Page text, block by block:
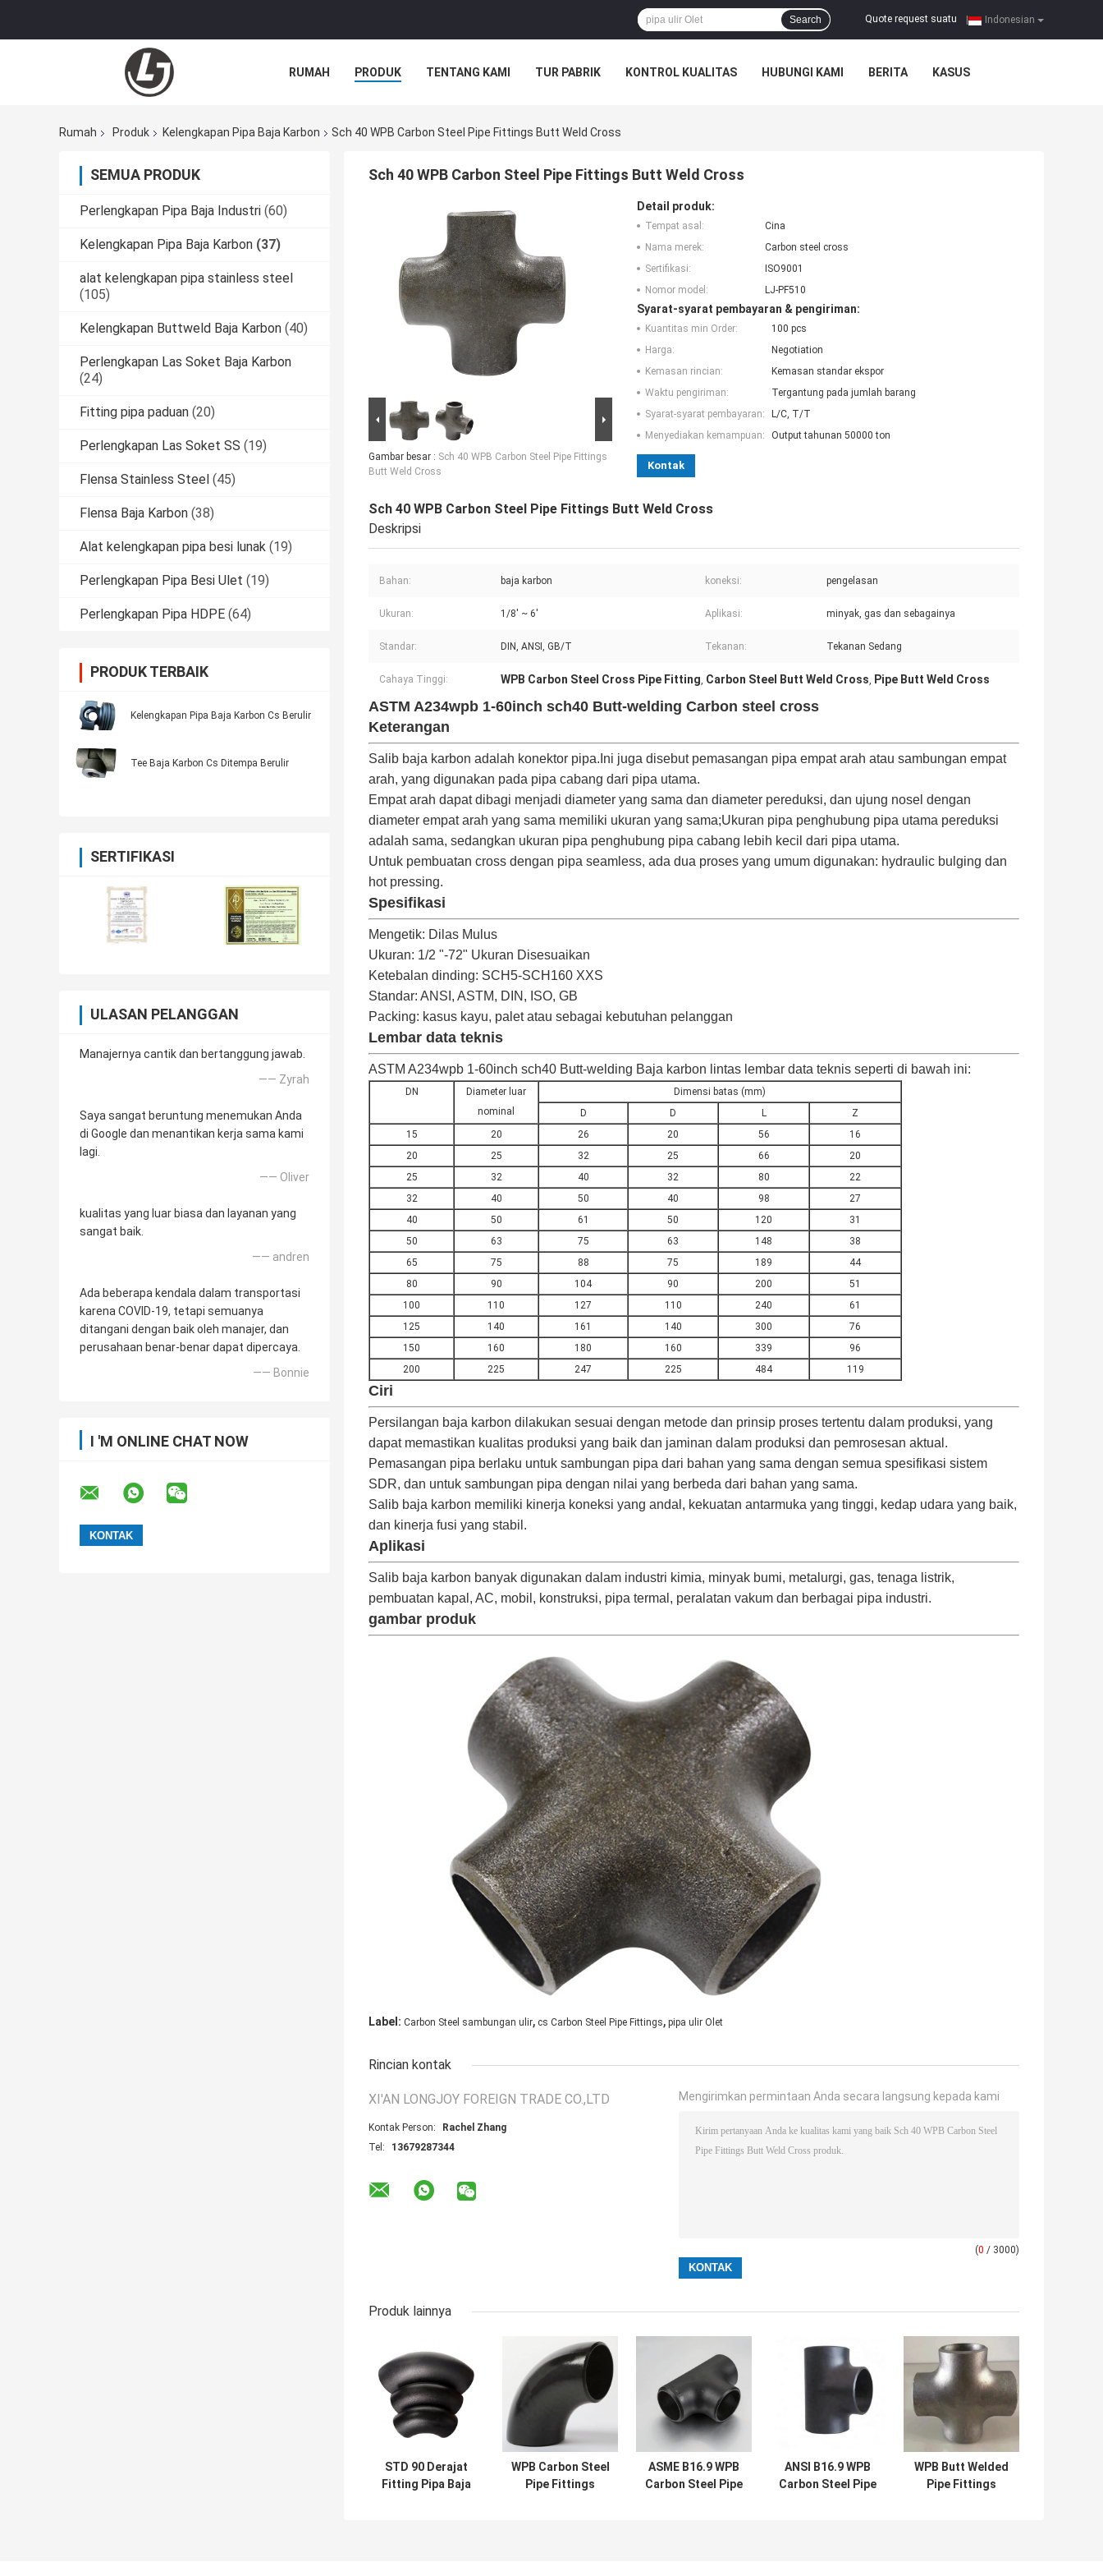
Indonesian
Quote request suatu
Search
RUMAH PRODUK TENTANG KAMI TUR PABRIK KONTROL KUALITAS HUBUNGI KAMI BERITA KASUS
Rumah Produk Kelengkapan Pipa Baja Karbon Sch 40 WPB Carbon Steel Pipe Fittings Butt Weld Cross
SEMUA PRODUK
Perlengkapan Pipa Baja Industri (60)
Kelengkapan Pipa Baja Karbon (37)
alat kelengkapan pipa stainless steel
(105)
Kelengkapan Buttweld Baja Karbon (40)
Perlengkapan Las Soket Baja Karbon
(24)
Fitting pipa paduan (20)
Perlengkapan Las Soket SS (19)
Flensa Stainless Steel (45)
Flensa Baja Karbon (38)
Alat kelengkapan pipa besi lunak (19)
Perlengkapan Pipa Besi Ulet (19)
Perlengkapan Pipa HDPE (64)
PRODUK TERBAIK
Kelengkapan Pipa Baja Karbon Cs Berulir
Tee Baja Karbon Cs Ditempa Berulir
SERTIFIKASI
ULASAN PELANGGAN
Manajernya cantik dan bertanggung jawab.
—— Zyrah
Saya sangat beruntung menemukan Anda
di Google dan menantikan kerja sama kami
lagi.
—— Oliver
kualitas yang luar biasa dan layanan yang
sangat baik.
—— andren
Ada beberapa kendala dalam transportasi
karena COVID-19, tetapi semuanya
ditangani dengan baik oleh manajer, dan
perusahaan benar-benar dapat dipercaya.
—— Bonnie
I 'M ONLINE CHAT NOW
Sch 40 WPB Carbon Steel Pipe Fittings Butt Weld Cross
Gambar besar : Sch 40 WPB Carbon Steel Pipe Fittings
Butt Weld Cross
Detail produk:
Tempat asal:
Cina
Nama merek:
Carbon steel cross
Sertifikasi:
ISO9001
Nomor model:
LJ-PF510
Syarat-syarat pembayaran & pengiriman:
Kuantitas min Order:
100 pcs
Harga:
Negotiation
Kemasan rincian:
Kemasan standar ekspor
Waktu pengiriman:
Tergantung pada jumlah barang
Syarat-syarat pembayaran:
L/C, T/T
Menyediakan kemampuan:
Output tahunan 50000 ton
Kontak
Sch 40 WPB Carbon Steel Pipe Fittings Butt Weld Cross
Deskripsi
Bahan: baja karbon koneksi: pengelasan
Ukuran: 1/8' ~ 6' Aplikasi: minyak, gas dan sebagainya
Standar: DIN, ANSI, GB/T Tekanan: Tekanan Sedang
Cahaya Tinggi: WPB Carbon Steel Cross Pipe Fitting, Carbon Steel Butt Weld Cross, Pipe Butt Weld Cross
ASTM A234wpb 1-60inch sch40 Butt-welding Carbon steel cross
Keterangan
Salib baja karbon adalah konektor pipa.Ini juga disebut pemasangan pipa empat arah atau sambungan empat
arah, yang digunakan pada pipa cabang dari pipa utama.
Empat arah dapat dibagi menjadi diameter yang sama dan diameter pereduksi, dan ujung nosel dengan
diameter empat arah yang sama memiliki ukuran yang sama;Ukuran pipa penghubung pipa utama pereduksi
adalah sama, sedangkan ukuran pipa penghubung pipa cabang lebih kecil dari pipa utama.
Untuk pembuatan cross dengan pipa seamless, ada dua proses yang umum digunakan: hydraulic bulging dan
hot pressing.
Spesifikasi
Mengetik: Dilas Mulus
Ukuran: 1/2 "-72" Ukuran Disesuaikan
Ketebalan dinding: SCH5-SCH160 XXS
Standar: ANSI, ASTM, DIN, ISO, GB
Packing: kasus kayu, palet atau sebagai kebutuhan pelanggan
Lembar data teknis
ASTM A234wpb 1-60inch sch40 Butt-welding Baja karbon lintas lembar data teknis seperti di bawah ini:
DN
Diameter luar
nominal
Dimensi batas (mm)
D
D L
Z
15
20 26 20 56
16
20
25 32 25 66
20
25
32 40 32 80
22
32
40 50 40 98
27
40
50 61 50 120
31
50
63 75 63 148
38
65
75 88 75 189
44
80
90 104 90 200
51
100
110 127 110 240
61
125
140 161 140 300
76
150
160 180 160 339
96
200
225 247 225 484 119
Ciri
Persilangan baja karbon dilakukan sesuai dengan metode dan prinsip proses tertentu dalam produksi, yang
dapat memastikan kualitas produksi yang baik dan jaminan dalam produksi dan pemrosesan aktual.
Pemasangan pipa berlaku untuk sambungan pipa dari bahan yang sama dengan semua spesifikasi sistem
SDR, dan untuk sambungan pipa dengan nilai yang berbeda dari bahan yang sama.
Salib baja karbon memiliki kinerja koneksi yang andal, kekuatan antarmuka yang tinggi, kedap udara yang baik,
dan kinerja fusi yang stabil.
Aplikasi
Salib baja karbon banyak digunakan dalam industri kimia, minyak bumi, metalurgi, gas, tenaga listrik,
pembuatan kapal, AC, mobil, konstruksi, pipa termal, peralatan vakum dan berbagai pipa industri.
gambar produk
Label: Carbon Steel sambungan ulir, cs Carbon Steel Pipe Fittings, pipa ulir Olet
Rincian kontak
XI'AN LONGJOY FOREIGN TRADE CO.,LTD
Kontak Person:
Rachel Zhang
Tel:
13679287344
Mengirimkan permintaan Anda secara langsung kepada kami
(0 / 3000)
Produk lainnya
STD 90 Derajat
Fitting Pipa Baja
WPB Carbon Steel
Pipe Fittings
ASME B16.9 WPB
Carbon Steel Pipe
ANSI B16.9 WPB
Carbon Steel Pipe
WPB Butt Welded
Pipe Fittings